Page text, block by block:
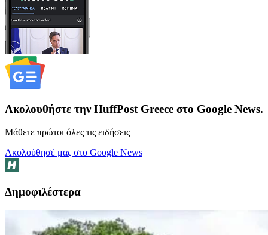
Ακολουθήστε την HuffPost Greece στο Google News.
Μάθετε πρώτοι όλες τις ειδήσεις
Ακολούθησέ μας στο Google News
Δημοφιλέστερα